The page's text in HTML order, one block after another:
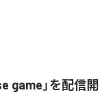
game」を配信開